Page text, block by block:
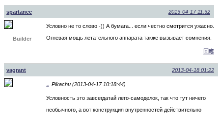
spartanec 2013-04-17 11:32
Builder
Условно не то слово -)) А бумага... если честно смотрится ужасно.
Огневая мощь летательного аппарата также вызывает сомнения.
回應
vagrant 2013-04-18 01:22
↵ Pikachu (2013-04-17 10:18:44)
Условность это завсегдатай лего-самоделок, так что тут ничего
необычного, а вот конструкция внутренностей действительно